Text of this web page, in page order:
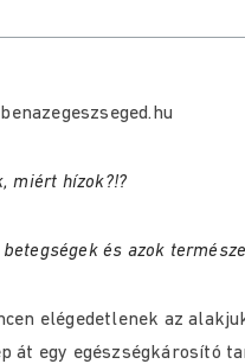
miért hízok?!?
betegségek és azok
elégedetlenek az
át egy egészségkárosító